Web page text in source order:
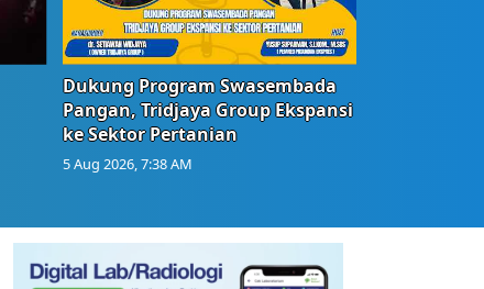
Dukung Program Swasembada
Pangan, Tridjaya Group Ekspansi
ke Sektor Pertanian
5 Aug 2026, 7:38 AM